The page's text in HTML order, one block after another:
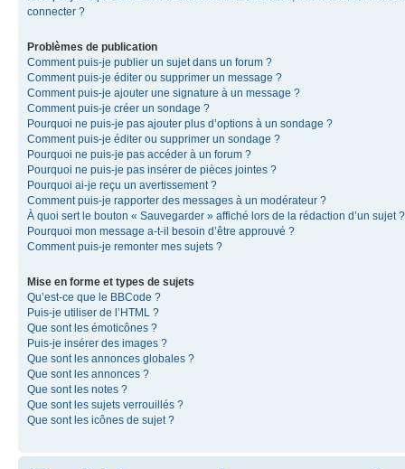
connecter ?
Problèmes de publication
Comment puis-je publier un sujet dans un forum ?
Comment puis-je éditer ou supprimer un message ?
Comment puis-je ajouter une signature à un message ?
Comment puis-je créer un sondage ?
Pourquoi ne puis-je pas ajouter plus d’options à un sondage ?
Comment puis-je éditer ou supprimer un sondage ?
Pourquoi ne puis-je pas accéder à un forum ?
Pourquoi ne puis-je pas insérer de pièces jointes ?
Pourquoi ai-je reçu un avertissement ?
Comment puis-je rapporter des messages à un modérateur ?
À quoi sert le bouton « Sauvegarder » affiché lors de la rédaction d’un sujet ?
Pourquoi mon message a-t-il besoin d’être approuvé ?
Comment puis-je remonter mes sujets ?
Mise en forme et types de sujets
Qu’est-ce que le BBCode ?
Puis-je utiliser de l’HTML ?
Que sont les émoticônes ?
Puis-je insérer des images ?
Que sont les annonces globales ?
Que sont les annonces ?
Que sont les notes ?
Que sont les sujets verrouillés ?
Que sont les icônes de sujet ?